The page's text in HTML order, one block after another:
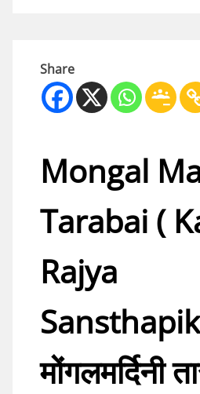
Share
Mongal
Tarabai (
Rajya
मोंगलमर्दिनी